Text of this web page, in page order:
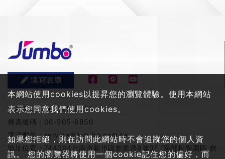
填寫表單
服務電話：06-505-8858
傳真號碼： 06-505-8850
電子郵件：service@jum-bo.com.tw
地址位置： 744094台南市新市區創業路8號3F (南部科學園區 創
本網站使用cookies以提昇您的瀏覽體驗。使用本網站
表示您同意我們使用cookies。
如果您拒絕，則在訪問此網站時不會追蹤您的個人資
訊。 您的瀏覽器將使用一個cookie記住您的偏好，而